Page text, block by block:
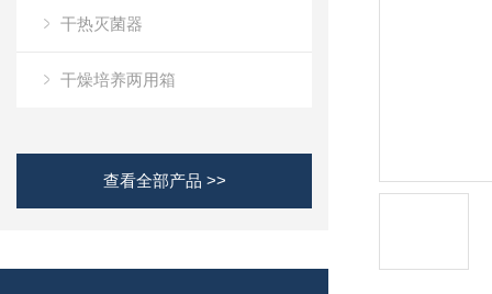
干热灭菌器
干燥培养两用箱
查看全部产品 >>